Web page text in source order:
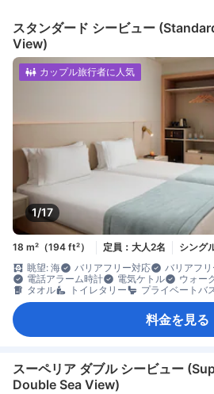
スタンダード シービュー
View)
1/17
カップル旅行者に人気
18 m²（194 ft²） 定員：大人2名
シング
眺望: 海
バリアフリー対応
バリアフ
電話アラーム時計
電気ケトル ウォー
タオル
トイレタリー プライベートバ
料金を見る
スーペリア ダブル シービュー
Double Sea View)